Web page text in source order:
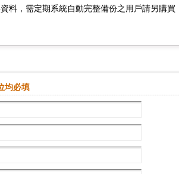
料，需定期系統自動完整備份之用戶請另購買
均必填